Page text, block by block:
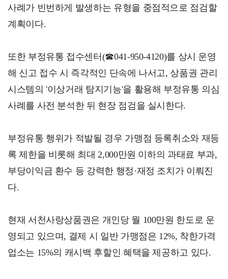
사례가 빈번하게 발생하는 유형을 중점적으로 점검할
계획이다.
또한 부정유통 접수센터(☎041-950-4120)를 상시 운영
해 신고 접수 시 즉각적인 단속에 나서고, 상품권 관리
시스템의 '이상거래 탐지기능'을 활용해 부정유통 의심
사례를 사전 분석한 뒤 현장 점검을 실시한다.
부정유통 행위가 적발될 경우 가맹점 등록취소와 재등
록 제한을 비롯해 최대 2,000만원 이하의 과태료 부과,
부당이익금 환수 등 강력한 행정·재정 조치가 이뤄진
다.
현재 서천사랑상품권은 개인당 월 100만원 한도로 운
영되고 있으며, 결제 시 일반 가맹점은 12%, 착한가격
업소는 15%의 캐시백 후할인 혜택을 제공하고 있다.